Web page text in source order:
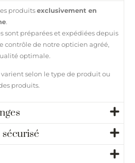
produitsexclusivement en
.
sont préparées et expédiées depuis
contrôle de notre opticien agréé,
optimale.
varient selon le type de produit ou
produits.